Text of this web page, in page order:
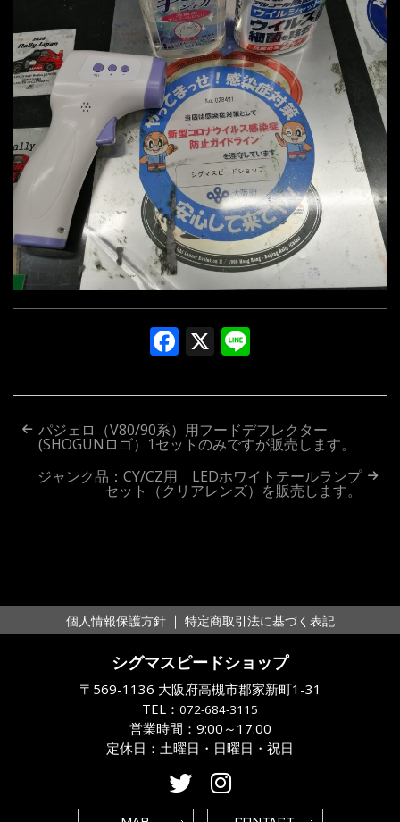
Facebook
X
投 パジェロ（V80/90系）用フードデフレクター
(SHOGUNロゴ）1セットのみですが販売します。
ジャンク品：CY/CZ用 LEDホワイトテールランプ
セット（クリアレンズ）を販売します。
個人情報保護方針 ｜ 特定商取引法に基づく表記
シグマスピードショップ
〒569-1136 大阪府高槻市郡家新町1-31
TEL： 072-684-3115
営業時間：9:00～17:00
定休日：土曜日・日曜日・祝日